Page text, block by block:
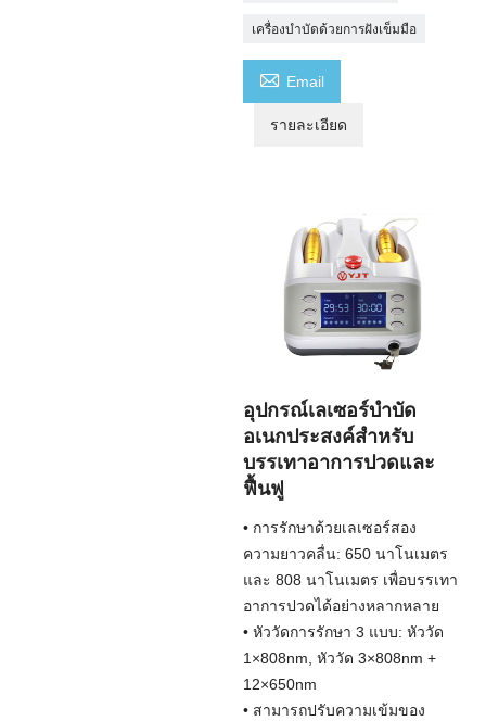
เครื่องบำบัดด้วยการฝังเข็มมือ
 Email
รายละเอียด
อุปกรณ์เลเซอร์บำบัด
อเนกประสงค์สำหรับ
บรรเทาอาการปวดและ
ฟื้นฟู
• การรักษาด้วยเลเซอร์สอง
ความยาวคลื่น: 650 นาโนเมตร
และ 808 นาโนเมตร เพื่อบรรเทา
อาการปวดได้อย่างหลากหลาย
• หัววัดการรักษา 3 แบบ: หัววัด
1×808nm, หัววัด 3×808nm +
12×650nm
• สามารถปรับความเข้มของ